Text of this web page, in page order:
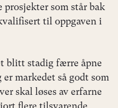
som står bak
til oppgaven i
blitt stadig færre åpne
markedet så godt som
skal løses av erfarne
flere tilsvarende